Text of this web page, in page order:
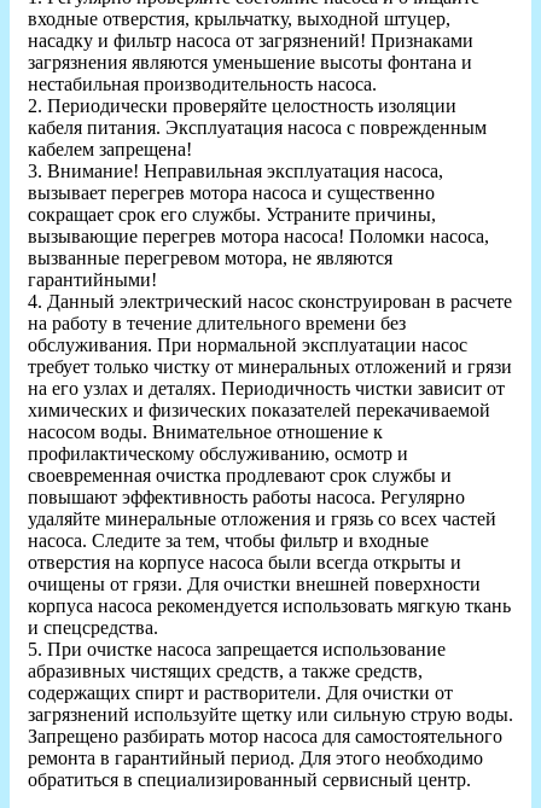
входные отверстия, крыльчатку, выходной штуцер,
насадку и фильтр насоса от загрязнений! Признаками
загрязнения являются уменьшение высоты фонтана и
нестабильная производительность насоса.
2. Периодически проверяйте целостность изоляции
кабеля питания. Эксплуатация насоса с поврежденным
кабелем запрещена!
3. Внимание! Неправильная эксплуатация насоса,
вызывает перегрев мотора насоса и существенно
сокращает срок его службы. Устраните причины,
вызывающие перегрев мотора насоса! Поломки насоса,
вызванные перегревом мотора, не являются
гарантийными!
4. Данный электрический насос сконструирован в расчете
на работу в течение длительного времени без
обслуживания. При нормальной эксплуатации насос
требует только чистку от минеральных отложений и грязи
на его узлах и деталях. Периодичность чистки зависит от
химических и физических показателей перекачиваемой
насосом воды. Внимательное отношение к
профилактическому обслуживанию, осмотр и
своевременная очистка продлевают срок службы и
повышают эффективность работы насоса. Регулярно
удаляйте минеральные отложения и грязь со всех частей
насоса. Следите за тем, чтобы фильтр и входные
отверстия на корпусе насоса были всегда открыты и
очищены от грязи. Для очистки внешней поверхности
корпуса насоса рекомендуется использовать мягкую ткань
и спецсредства.
5. При очистке насоса запрещается использование
абразивных чистящих средств, а также средств,
содержащих спирт и растворители. Для очистки от
загрязнений используйте щетку или сильную струю воды.
Запрещено разбирать мотор насоса для самостоятельного
ремонта в гарантийный период. Для этого необходимо
обратиться в специализированный сервисный центр.